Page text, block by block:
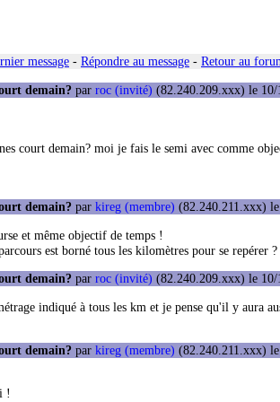
message - Répondre au message - Retour au
demain? par roc (invité) (82.240.209.xxx) le 10/
court demain? moi je fais le semi avec comme
demain? par kireg (membre) (82.240.211.xxx)
et même objectif de temps !
est borné tous les kilomètres pour se repérer ?
demain? par roc (invité) (82.240.209.xxx) le 10/
indiqué à tous les km et je pense qu'il y aura
demain? par kireg (membre) (82.240.211.xxx)
!